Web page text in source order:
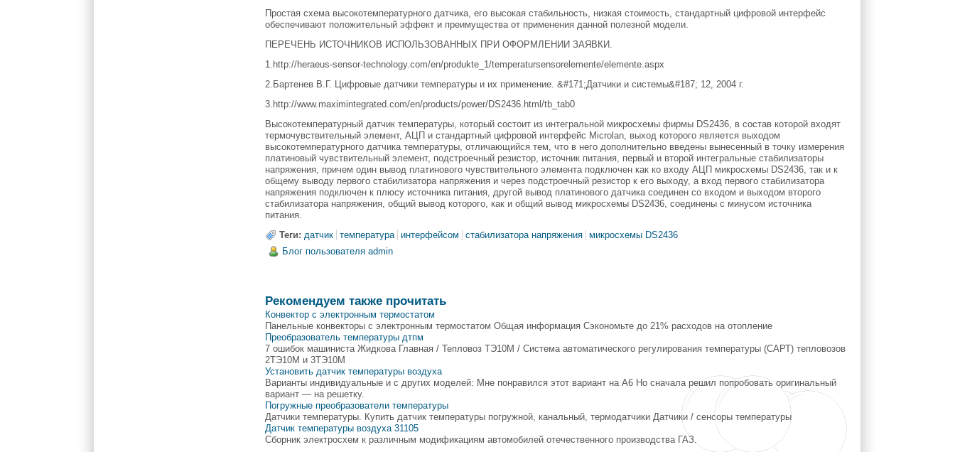
Простая схема высокотемпературного датчика, его высокая стабильность, низкая стоимость, стандартный цифровой интерфейс
обеспечивают положительный эффект и преимущества от применения данной полезной модели.
ПЕРЕЧЕНЬ ИСТОЧНИКОВ ИСПОЛЬЗОВАННЫХ ПРИ ОФОРМЛЕНИИ ЗАЯВКИ.
1.http://heraeus-sensor-technology.com/en/produkte_1/temperatursensorelemente/elemente.aspx
2.Бартенев В.Г. Цифровые датчики температуры и их применение. &#171;Датчики и системы&#187; 12, 2004 г.
3.http://www.maximintegrated.com/en/products/power/DS2436.html/tb_tab0
Высокотемпературный датчик температуры, который состоит из интегральной микросхемы фирмы DS2436, в состав которой входят
термочувствительный элемент, АЦП и стандартный цифровой интерфейс Microlan, выход которого является выходом
высокотемпературного датчика температуры, отличающийся тем, что в него дополнительно введены вынесенный в точку измерения
платиновый чувствительный элемент, подстроечный резистор, источник питания, первый и второй интегральные стабилизаторы
напряжения, причем один вывод платинового чувствительного элемента подключен как ко входу АЦП микросхемы DS2436, так и к
общему выводу первого стабилизатора напряжения и через подстроечный резистор к его выходу, а вход первого стабилизатора
напряжения подключен к плюсу источника питания, другой вывод платинового датчика соединен со входом и выходом второго
стабилизатора напряжения, общий вывод которого, как и общий вывод микросхемы DS2436, соединены с минусом источника
питания.
Теги: датчик температура интерфейсом стабилизатора напряжения
микросхемы DS2436
Блог пользователя admin
Рекомендуем также прочитать
Конвектор с электронным термостатом
Панельные конвекторы с электронным термостатом Общая информация Сэкономьте до 21% расходов на отопление
Преобразователь температуры дтпм
7 ошибок машиниста Жидкова Главная / Тепловоз ТЭ10М / Система автоматического регулирования температуры (САРТ) тепловозов
2ТЭ10М и 3ТЭ10М
Установить датчик температуры воздуха
Варианты индивидуальные и с других моделей: Мне понравился этот вариант на А6 Но сначала решил попробовать оригинальный
вариант — на решетку.
Погружные преобразователи температуры
Датчики температуры. Купить датчик температуры погружной, канальный, термодатчики Датчики / сенсоры температуры
Датчик температуры воздуха 31105
Сборник электросхем к различным модификациям автомобилей отечественного производства ГАЗ.